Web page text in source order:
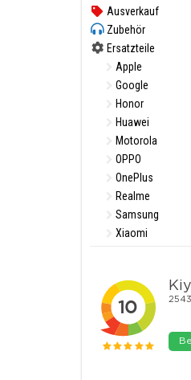
Ausverkauf
Zubehör
Ersatzteile
Apple
Google
Honor
Huawei
Motorola
OPPO
OnePlus
Realme
Samsung
Xiaomi